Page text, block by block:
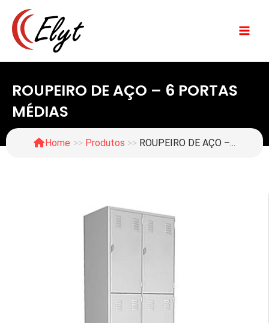
para
conteúdo
ROUPEIRO DE AÇO – 6 PORTAS
MÉDIAS
Home >> Produtos >> ROUPEIRO DE AÇO –...